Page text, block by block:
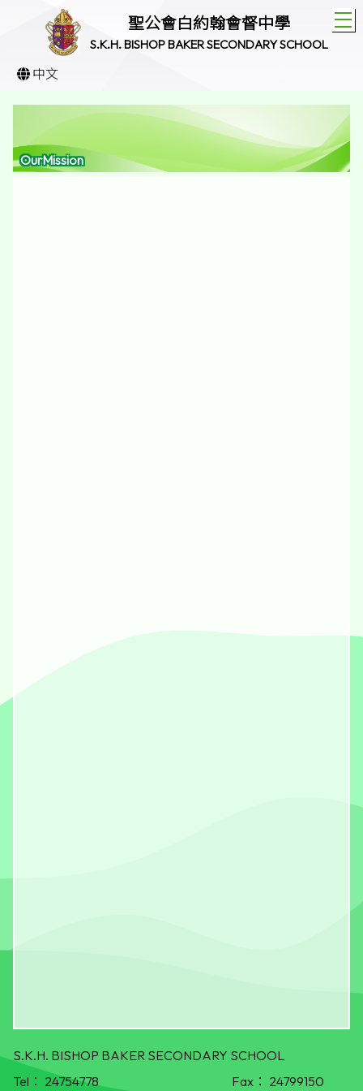
聖公會白約翰會督中學
S.K.H. BISHOP BAKER SECONDARY SCHOOL
中文
OurMission
S.K.H. BISHOP BAKER SECONDARY SCHOOL
Tel： 24754778 Fax： 24799150